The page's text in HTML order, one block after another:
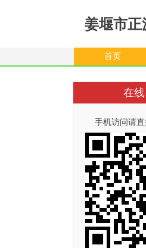
姜堰市正
首页
在
手机访问请